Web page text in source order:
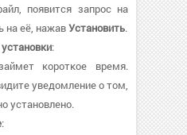
появится запрос на
на её, нажавУстановить.
:
короткое время.
уведомление о том,
установлено.
: